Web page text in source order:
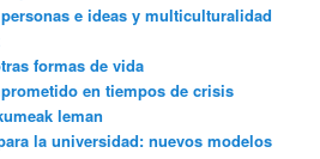
e ideas y multiculturalidad
formas de vida
en tiempos de crisis
leman
la universidad: nuevos modelos